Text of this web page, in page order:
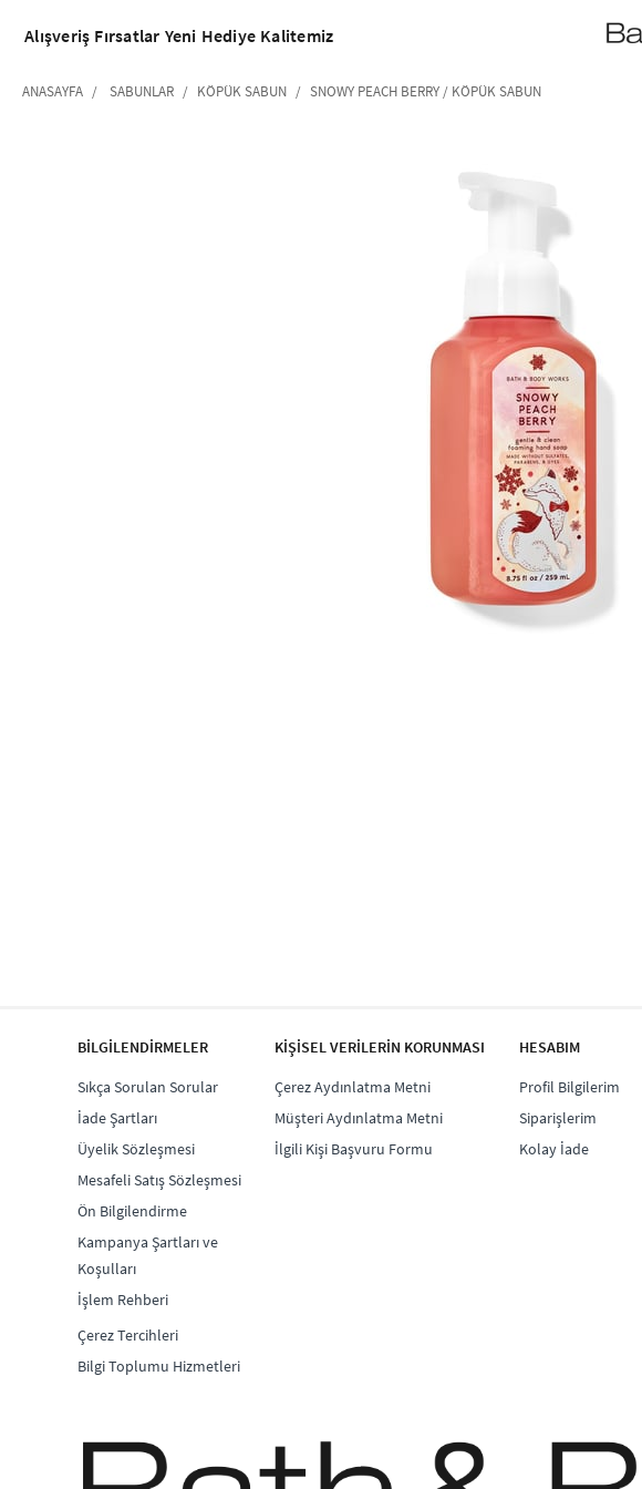
•2200₺ ve
Alışveriş Fırsatlar Yeni Hediye Kalitemiz
ANASAYFA SABUNLAR KÖPÜK SABUN SNOWY PEACH BERRY / KÖPÜK SABUN
BİLGİLENDİRMELER
Sıkça Sorulan Sorular
İade Şartları
Üyelik Sözleşmesi
Mesafeli Satış Sözleşmesi
Ön Bilgilendirme
Kampanya Şartları ve
Koşulları
İşlem Rehberi
Çerez Tercihleri
Bilgi Toplumu Hizmetleri
KİŞİSEL VERİLERİN KORUNMASI
Çerez Aydınlatma Metni
Müşteri Aydınlatma Metni
İlgili Kişi Başvuru Formu
HESABIM
Profil Bilgilerim
Siparişlerim
Kolay İade